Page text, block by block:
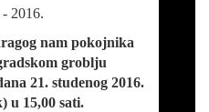
2016.
nam pokojnika
groblju
21. studenog 2016.
u 15,00 sati.